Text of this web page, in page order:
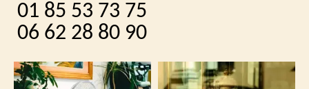
01 85 53 73 75
06 62 28 80 90